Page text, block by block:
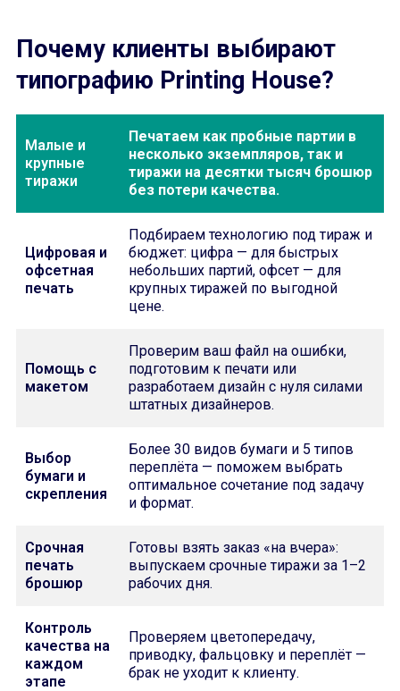
Почему клиенты выбирают
типографию Printing House?
Малые и
крупные
тиражи
Печатаем как пробные партии в
несколько экземпляров, так и
тиражи на десятки тысяч брошюр
без потери качества.
Цифровая и
офсетная
печать
Подбираем технологию под тираж и
бюджет: цифра — для быстрых
небольших партий, офсет — для
крупных тиражей по выгодной
цене.
Помощь с
макетом
Проверим ваш файл на ошибки,
подготовим к печати или
разработаем дизайн с нуля силами
штатных дизайнеров.
Выбор
бумаги и
скрепления
Более 30 видов бумаги и 5 типов
переплёта — поможем выбрать
оптимальное сочетание под задачу
и формат.
Срочная
печать
брошюр
Готовы взять заказ «на вчера»:
выпускаем срочные тиражи за 1–2
рабочих дня.
Контроль
качества на
каждом
этапе
Проверяем цветопередачу,
приводку, фальцовку и переплёт —
брак не уходит к клиенту.